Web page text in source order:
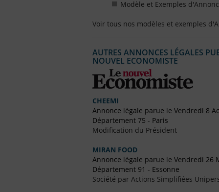
Modèle et Exemples
Voir tous nos modèles et exemples
AUTRES ANNONCES LÉGALES
NOUVEL ECONOMISTE
CHEEMI
Annonce légale parue le Vendredi 8
Département 75 - Paris
Modification du Président
MIRAN FOOD
Annonce légale parue le Vendredi 26
Département 91 - Essonne
Société par Actions Simplifiées